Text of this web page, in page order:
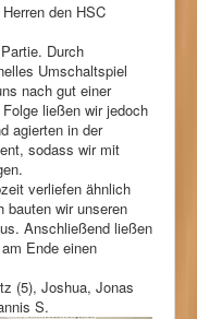
den HSC
Durch
Umschaltspiel
nach gut einer
ließen wir jedoch
agierten in der
sodass wir mit
verliefen ähnlich
bauten wir unseren
Anschließend ließen
Ende einen
(5), Joshua, Jonas
S.